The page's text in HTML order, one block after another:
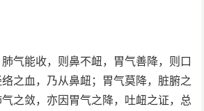
气能收，则鼻不衄，胃气善降，则口
之血，乃从鼻衄；胃气莫降，脏腑之
之敛，亦因胃气之降，吐衄之证，总